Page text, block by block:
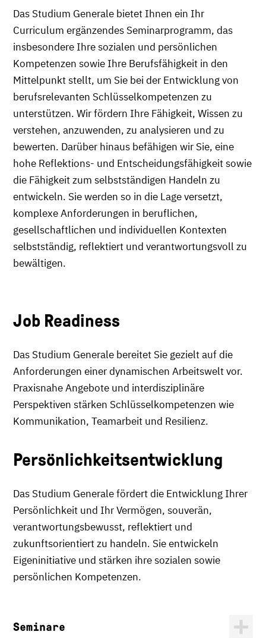
Das Studium Generale bietet Ihnen ein Ihr
Curriculum ergänzendes Seminarprogramm, das
insbesondere Ihre sozialen und persönlichen
Kompetenzen sowie Ihre Berufsfähigkeit in den
Mittelpunkt stellt, um Sie bei der Entwicklung von
berufsrelevanten Schlüsselkompetenzen zu
unterstützen. Wir fördern Ihre Fähigkeit, Wissen zu
verstehen, anzuwenden, zu analysieren und zu
bewerten. Darüber hinaus befähigen wir Sie, eine
hohe Reflektions- und Entscheidungsfähigkeit sowie
die Fähigkeit zum selbstständigen Handeln zu
entwickeln. Sie werden so in die Lage versetzt,
komplexe Anforderungen in beruflichen,
gesellschaftlichen und individuellen Kontexten
selbstständig, reflektiert und verantwortungsvoll zu
bewältigen.
Job Readiness
Das Studium Generale bereitet Sie gezielt auf die
Anforderungen einer dynamischen Arbeitswelt vor.
Praxisnahe Angebote und interdisziplinäre
Perspektiven stärken Schlüsselkompetenzen wie
Kommunikation, Teamarbeit und Resilienz.
Persönlichkeitsentwicklung
Das Studium Generale fördert die Entwicklung Ihrer
Persönlichkeit und Ihr Vermögen, souverän,
verantwortungsbewusst, reflektiert und
zukunftsorientiert zu handeln. Sie entwickeln
Eigeninitiative und stärken ihre sozialen sowie
persönlichen Kompetenzen.
Seminare